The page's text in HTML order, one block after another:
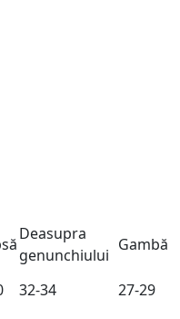
Deasupra
genunchiului
Gambă
32-34 27-29